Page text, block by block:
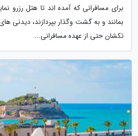
برای مسافرانی که آمده اند تا هتل رزرو
بمانند و به گشت وگذار بپردازند، دیدنی
تکشان حتی از عهده مسافرانی...